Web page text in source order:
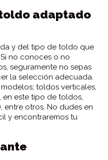
adaptado
y del tipo de toldo que
no conoces o no
seguramente no sepas
la selección adecuada.
toldos verticales,
en este tipo de toldos,
entre otros. No dudes en
y encontraremos tu